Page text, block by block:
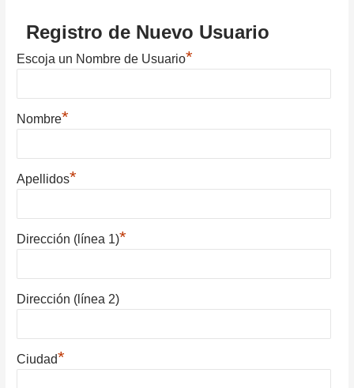
Registro de Nuevo Usuario
Escoja un Nombre de Usuario*
Nombre*
Apellidos*
Dirección (línea 1)*
Dirección (línea 2)
Ciudad*